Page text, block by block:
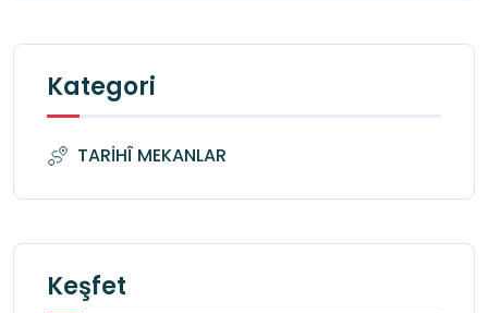
Kategori
TARİHÎ MEKANLAR
Keşfet